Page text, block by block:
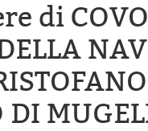
di
DI